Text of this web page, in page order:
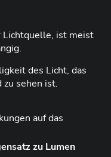
Lichtquelle, ist meist
des Licht, das
zu sehen ist.
auf das
zu Lumen